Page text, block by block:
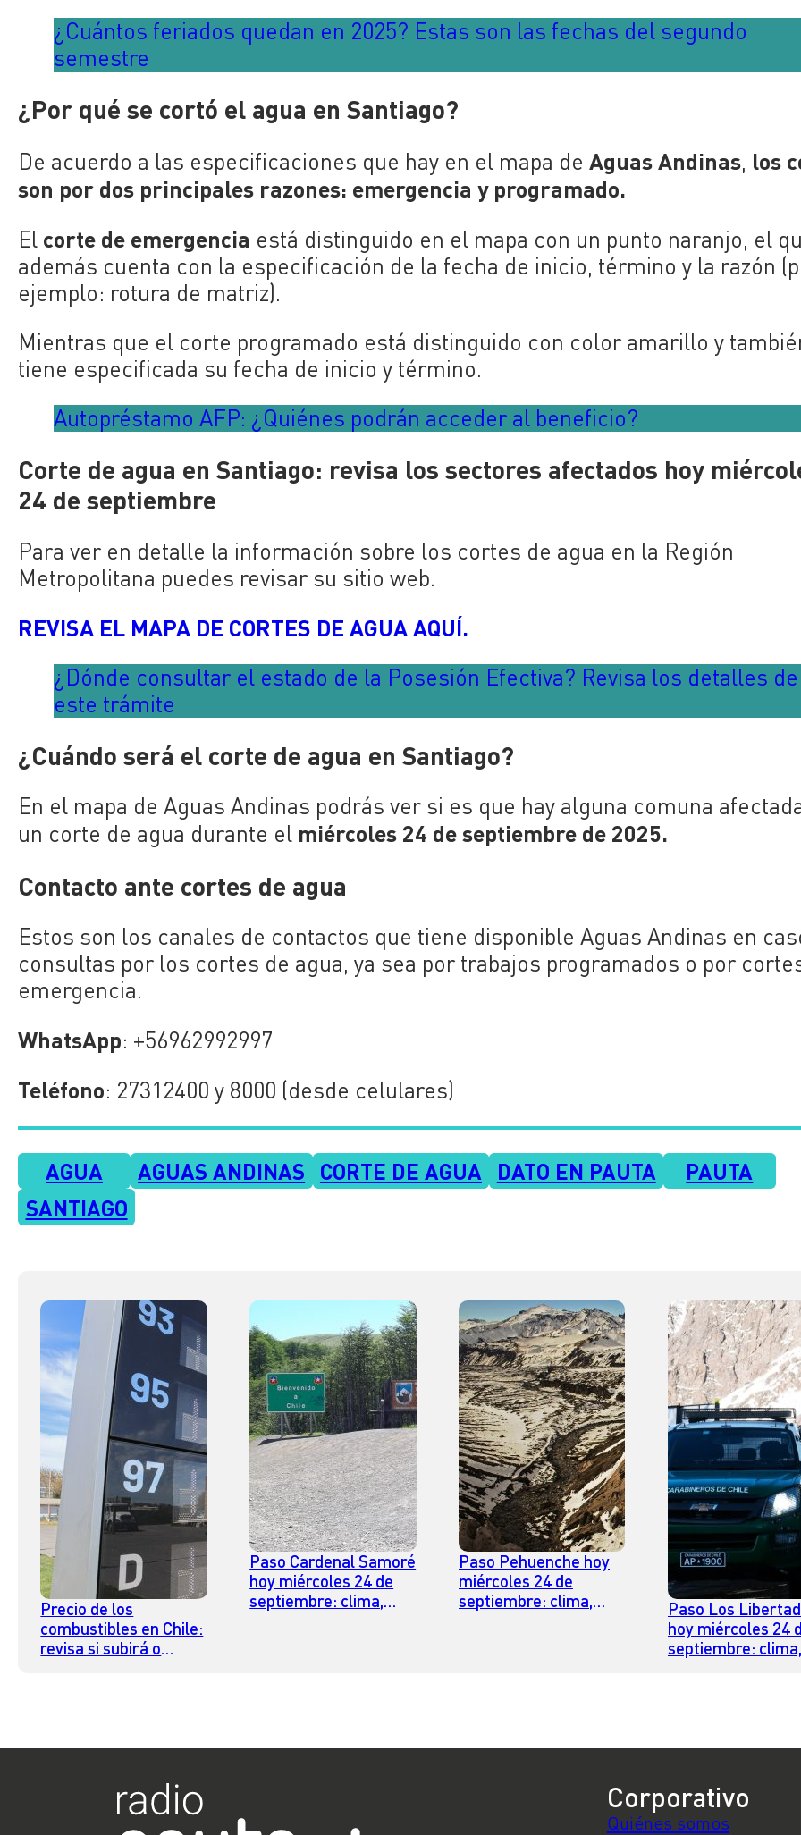
¿Cuántos feriados quedan en 2025? Estas son las fechas del segundo
semestre
¿Por qué se cortó el agua en Santiago?
De acuerdo a las especificaciones que hay en el mapa deAguas Andinas, los
son por dos principales razones: emergencia y programado.
El corte de emergencia está distinguido en el mapa con un punto naranjo, el
además cuenta con la especificación de la fecha de inicio, término y la razón
ejemplo: rotura de matriz).
Mientras que el corte programado está distinguido con color amarillo y
tiene especificada su fecha de inicio y término.
Autopréstamo AFP: ¿Quiénes podrán acceder al beneficio?
Corte de agua en Santiago: revisa los sectores afectados hoy
24 de septiembre
Para ver en detalle la información sobre los cortes de agua en la Región
Metropolitana puedes revisar su sitio web.
REVISA EL MAPA DE CORTES DE AGUA AQUÍ.
¿Dónde consultar el estado de la Posesión Efectiva? Revisa los detalles de
este trámite
¿Cuándo será el corte de agua en Santiago?
En el mapa de Aguas Andinas podrás ver si es que hay alguna comuna
un corte de agua durante el miércoles 24 de septiembre de 2025.
Contacto ante cortes de agua
Estos son los canales de contactos que tiene disponible Aguas Andinas en
consultas por los cortes de agua, ya sea por trabajos programados o por
emergencia.
WhatsApp: +56962992997
Teléfono: 27312400 y 8000 (desde celulares)
AGUA AGUAS ANDINAS CORTE DE AGUA DATO EN PAUTA
PAUTA
SANTIAGO
Precio de los
combustibles en Chile:
revisa si subirá o
Paso Cardenal Samoré
hoy miércoles 24 de
septiembre: clima,
Paso Pehuenche hoy
miércoles 24 de
septiembre: clima,
Paso Los
hoy miércoles 24
septiembre: clima,
Corporativo
Quiénes somos